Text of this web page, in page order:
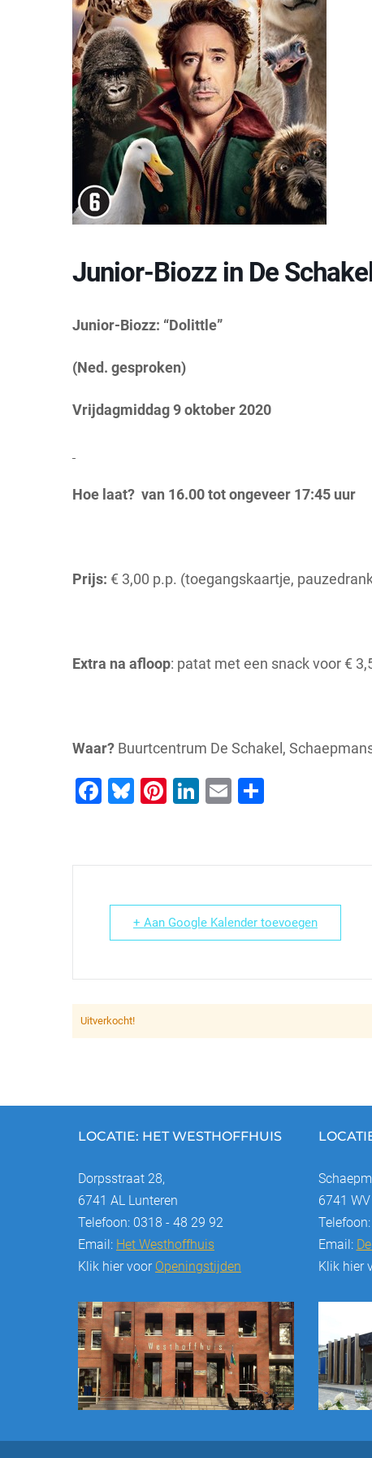
Junior-Biozz in De
Junior-Biozz: “Dolittle”
(Ned. gesproken)
Vrijdagmiddag 9 oktober 2020
Hoe laat? van 16.00 tot ongeveer 17:45 uur
Prijs: € 3,00 p.p. (toegangskaartje,
Extra na afloop: patat met een snack voor €
Waar? Buurtcentrum De Schakel,
Facebook
Bluesky
Pinterest
LinkedIn
Email
+ Aan Google Kalender toevoegen
Uitverkocht!
LOCATIE: HET WESTHOFFHUIS
Dorpsstraat 28,
6741 AL Lunteren
Telefoon: 0318 - 48 29 92
Email: Het Westhoffhuis
Klik hier voor Openingstijden
6741
Email:
Klik hier